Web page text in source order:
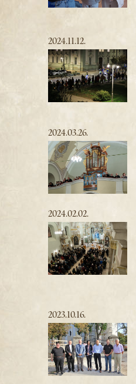
2024.11.12.
2024.03.26.
2024.02.02.
2023.10.16.